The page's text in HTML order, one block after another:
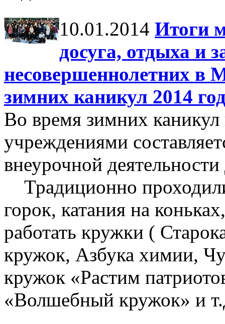
10.01.2014 Итоги
досуга, отдыха и
несовершеннолетних в
зимних каникул 2014
Во время зимних
учреждениями
внеурочной деятельности
Традиционно
горок, катания на
работать кружки (
кружок, Азбука химии,
кружок «Растим
«Волшебный кружок» и